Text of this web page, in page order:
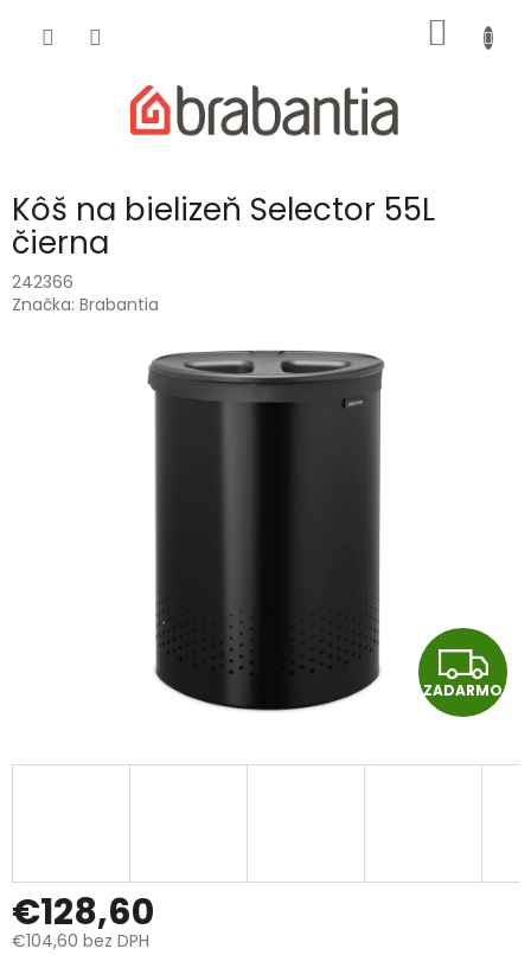
KOŠÍK
Kôš na bielizeň Selector 55L
čierna
242366
Značka: Brabantia
Z
A
D
ZADARMO
€128,60
€104,60 bez DPH